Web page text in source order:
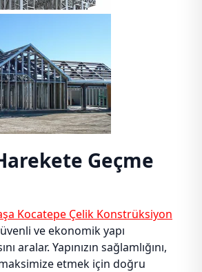
Geçme
Kocatepe Çelik Konstrüksiyon
ve ekonomik yapı
aralar. Yapınızın sağlamlığını,
maksimize etmek için doğru